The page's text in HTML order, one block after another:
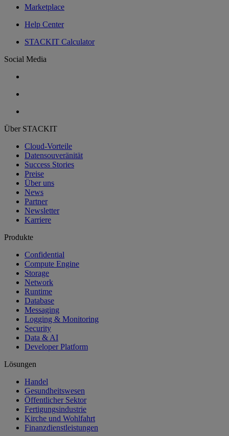
Marketplace
Help Center
STACKIT Calculator
Social Media
Über STACKIT
Cloud-Vorteile
Datensouveränität
Success Stories
Preise
Über uns
News
Partner
Newsletter
Karriere
Produkte
Confidential
Compute Engine
Storage
Network
Runtime
Database
Messaging
Logging & Monitoring
Security
Data & AI
Developer Platform
Lösungen
Handel
Gesundheitswesen
Öffentlicher Sektor
Fertigungsindustrie
Kirche und Wohlfahrt
Finanzdienstleistungen